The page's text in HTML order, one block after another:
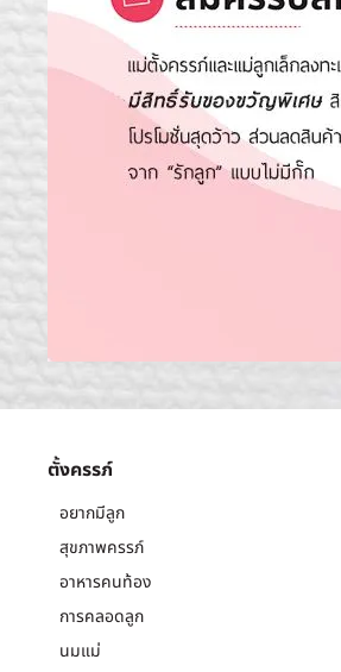
ตั้งครรภ์
อยากมีลูก
สุขภาพครรภ์
อาหารคนท้อง
การคลอดลูก
นมแม่